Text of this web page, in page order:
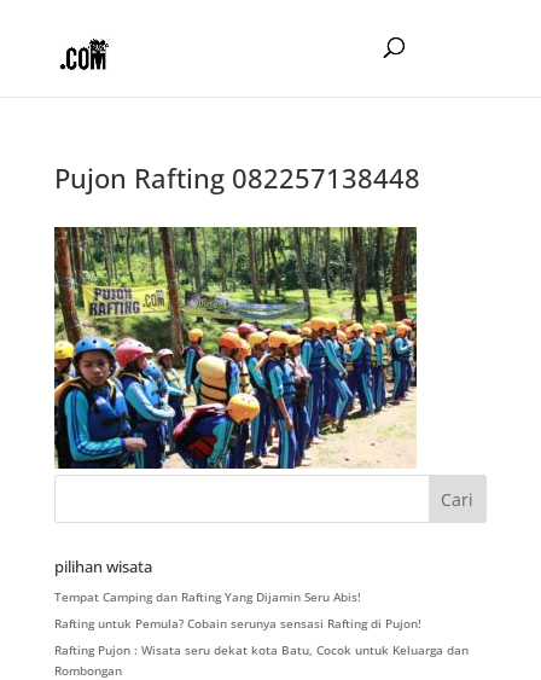
Pujon Rafting 082257138448
pilihan wisata
Tempat Camping dan Rafting Yang Dijamin Seru Abis!
Rafting untuk Pemula? Cobain serunya sensasi Rafting di Pujon!
Rafting Pujon : Wisata seru dekat kota Batu, Cocok untuk Keluarga dan
Rombongan